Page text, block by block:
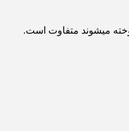
میشوند متفاوت است.